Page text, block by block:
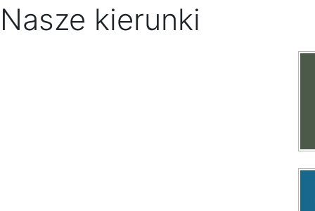
Nasze kierunki